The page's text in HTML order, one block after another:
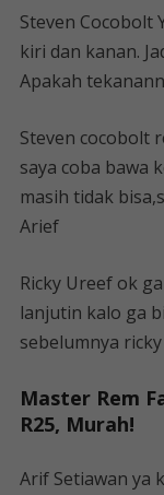
Steven Cocobolt
kiri dan kanan.
Apakah
Steven cocobolt
saya coba bawa
masih tidak
Arief
Ricky Ureef ok
lanjutin kalo ga
sebelumnya
Master Rem
R25, Murah!
Arif Setiawan ya